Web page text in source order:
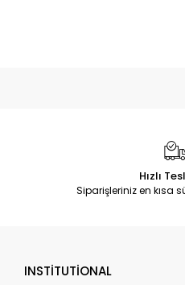
Hızlı
Siparişleriniz en kısa
INSTİTUTİONAL